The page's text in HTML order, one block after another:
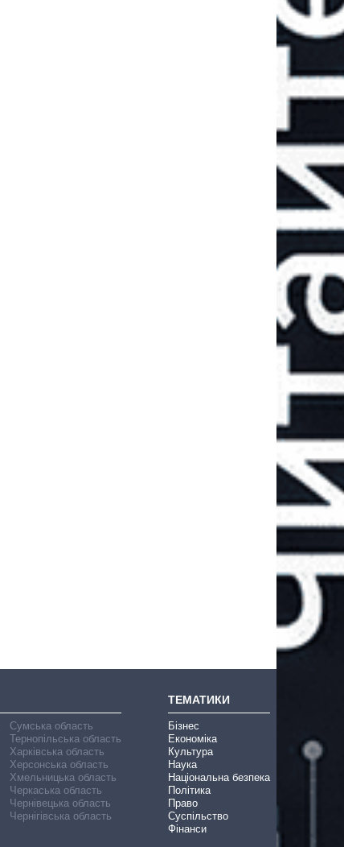
Сумська область
Тернопільська область
Харківська область
Херсонська область
Хмельницька область
Черкаська область
Чернівецька область
Чернігівська область
ТЕМАТИКИ
Бізнес
Економіка
Культура
Наука
Національна безпека
Політика
Право
Суспільство
Фінанси